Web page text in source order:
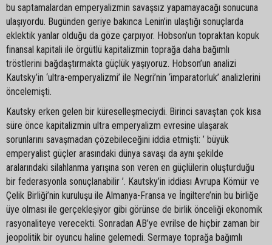
bu saptamalardan emperyalizmin savaşsız yapamayacağı sonucuna
ulaşıyordu. Bugünden geriye bakınca Lenin’in ulaştığı sonuçlarda
eklektik yanlar olduğu da göze çarpıyor. Hobson’un topraktan kopuk
finansal kapitali ile örgütlü kapitalizmin toprağa daha bağımlı
tröstlerini bağdaştırmakta güçlük yaşıyoruz. Hobson’un analizi
Kautsky’in ‘ultra-emperyalizmi’ ile Negri’nin ‘imparatorluk’ analizlerini
öncelemişti.
Kautsky erken gelen bir küreselleşmeciydi. Birinci savaştan çok kısa
süre önce kapitalizmin ultra emperyalizm evresine ulaşarak
sorunlarını savaşmadan çözebileceğini iddia etmişti: ’ büyük
emperyalist güçler arasındaki dünya savaşı da aynı şekilde
aralarındaki silahlanma yarışına son veren en güçlülerin oluşturduğu
bir federasyonla sonuçlanabilir ’. Kautsky’in iddiası Avrupa Kömür ve
Çelik Birliği’nin kuruluşu ile Almanya-Fransa ve İngiltere’nin bu birliğe
üye olması ile gerçekleşiyor gibi görünse de birlik önceliği ekonomik
rasyonaliteye verecekti. Sonradan AB’ye evrilse de hiçbir zaman bir
jeopolitik bir oyuncu haline gelemedi. Sermaye toprağa bağımlı